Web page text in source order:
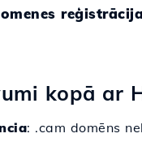
kopā ar
: .cam domēns